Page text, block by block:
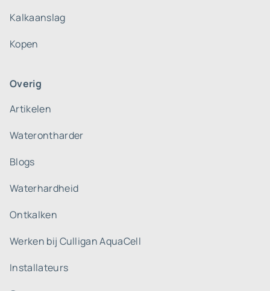
Kalkaanslag
Kopen
Overig
Artikelen
Waterontharder
Blogs
Waterhardheid
Ontkalken
Werken bij Culligan AquaCell
Installateurs